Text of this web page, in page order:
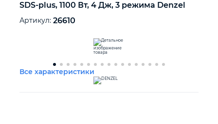
Отделочный инструмент
Столярный инструмент
SDS-plus, 1100 Вт, 4 Дж, 3 режима Denzel
Артикул: 26610
Все характеристики